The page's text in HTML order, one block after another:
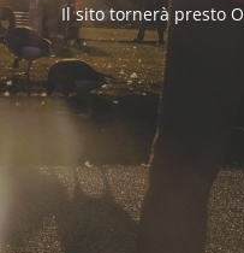
Il sito tornerà presto